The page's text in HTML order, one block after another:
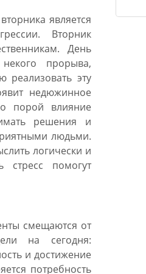
является
Вторник
День
прорыва,
реализовать эту
недюжинное
порой влияние
решения и
людьми.
логически и
стресс помогут
смещаются от
на сегодня:
и достижение
потребность